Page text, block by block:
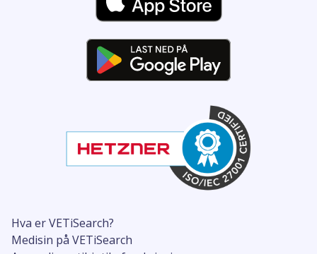
Hva er VETiSearch?
Medisin på VETiSearch